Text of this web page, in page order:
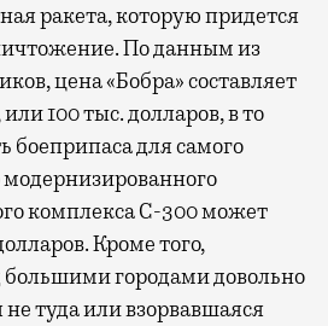
ракета, которую придется
По данным из
цена «Бобра» составляет
100 тыc. долларов, в то
боеприпаса для самого
комплекса С-300 может
Кроме того,
городами довольно
туда или взорвавшаяся